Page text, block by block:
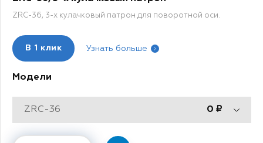
ZRC-36, 3-х кулачковый патрон для поворотной оси.
В 1 клик Узнать больше
Модели
ZRC-36 0